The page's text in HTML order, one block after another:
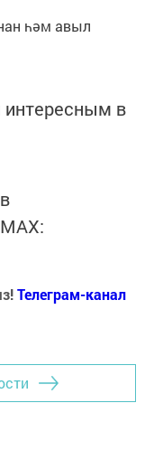
һәм авыл
в
Телеграм-канал